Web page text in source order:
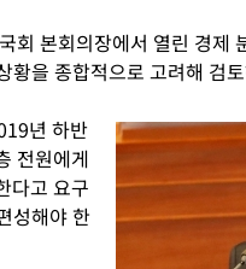
회 본회의장에서 열린 경제
황을 종합적으로 고려해 검
년 하반
전원에게
다고 요구
성해야 한